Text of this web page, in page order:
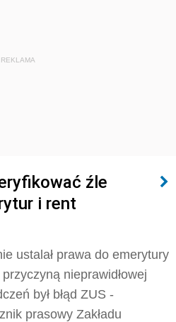
REKLAMA
źle
i rent
ustalał prawa do emerytury
nieprawidłowej
był błąd ZUS -
prasowy Zakładu